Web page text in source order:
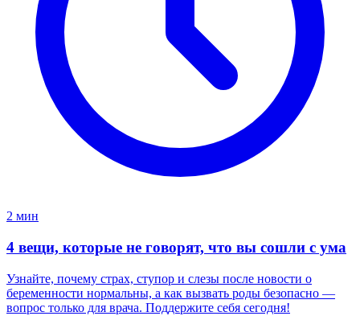
2 мин
4 вещи, которые не говорят, что вы сошли с ума
Узнайте, почему страх, ступор и слезы после новости о
беременности нормальны, а как вызвать роды безопасно —
вопрос только для врача. Поддержите себя сегодня!